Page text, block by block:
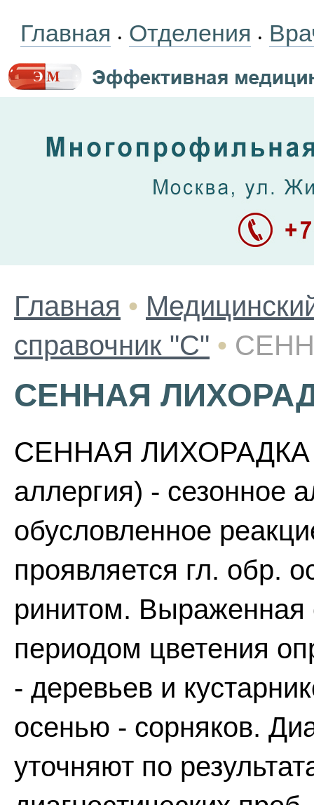
Главная • Отделения •
Главная •
справочник "С" •
СЕННАЯ
СЕННАЯ ЛИХОРАДКА
аллергия) - сезонное
обусловленное
проявляется гл. обр.
ринитом. Выраженная
периодом цветения
- деревьев и
осенью - сорняков.
уточняют по